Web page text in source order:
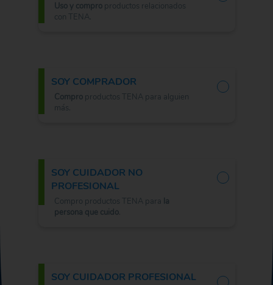
Uso y compro productos relacionados
con TENA.
SOY COMPRADOR
Compro productos TENA para alguien
más.
SOY CUIDADOR NO
PROFESIONAL
Compro productos TENA para la
persona que cuido.
SOY CUIDADOR PROFESIONAL